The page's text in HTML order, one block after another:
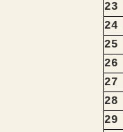
23
24
25
26
27
28
29